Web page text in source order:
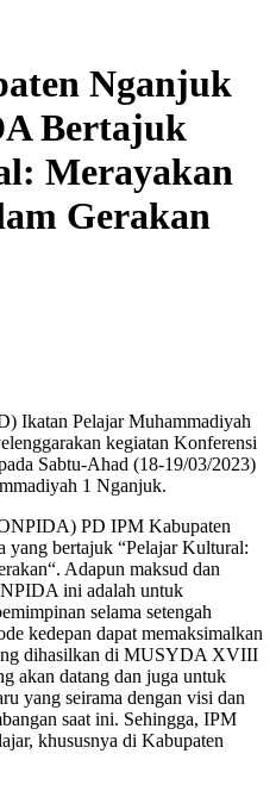
Nganjuk
Bertajuk
Merayakan
Gerakan
Ikatan Pelajar Muhammadiyah
kegiatan Konferensi
Sabtu-Ahad (18-19/03/2023)
1 Nganjuk.
PD IPM Kabupaten
yang bertajuk “Pelajar Kultural:
Adapun maksud dan
ini adalah untuk
selama setengah
kedepan dapat memaksimalkan
dihasilkan di MUSYDA XVIII
akan datang dan juga untuk
yang seirama dengan visi dan
saat ini. Sehingga, IPM
khususnya di Kabupaten